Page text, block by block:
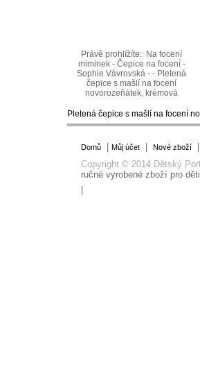
Právě prohlížíte: Na focení
miminek - Čepice na focení -
Sophie Vávrovská - - Pletená
novorozeňátek, krémová
Domů|Můj účet| Nové zboží
ručné vyrobené zboží pro